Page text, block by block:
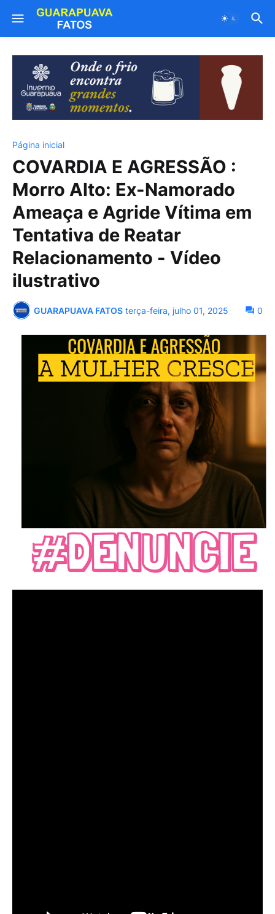
Página inicial
COVARDIA E AGRESSÃO :
Morro Alto: Ex-Namorado
Ameaça e Agride Vítima em
Tentativa de Reatar
Relacionamento - Vídeo
ilustrativo
GUARAPUAVA FATOS terça-feira, julho 01, 2025 0